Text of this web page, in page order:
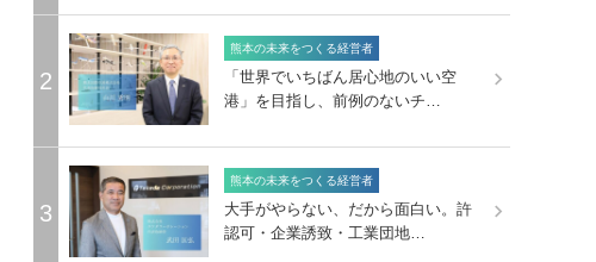
2
熊本の未来をつくる経営者
「世界でいちばん居心地のいい空
港」を目指し、前例のないチ…
3
熊本の未来をつくる経営者
大手がやらない、だから面白い。許
認可・企業誘致・工業団地…